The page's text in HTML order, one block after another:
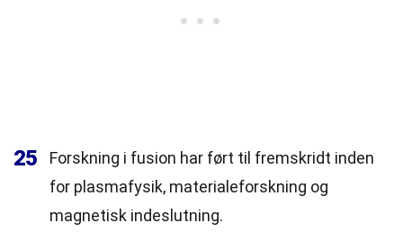
25
Forskning i fusion har ført til fremskridt inden
for plasmafysik, materialeforskning og
magnetisk indeslutning.